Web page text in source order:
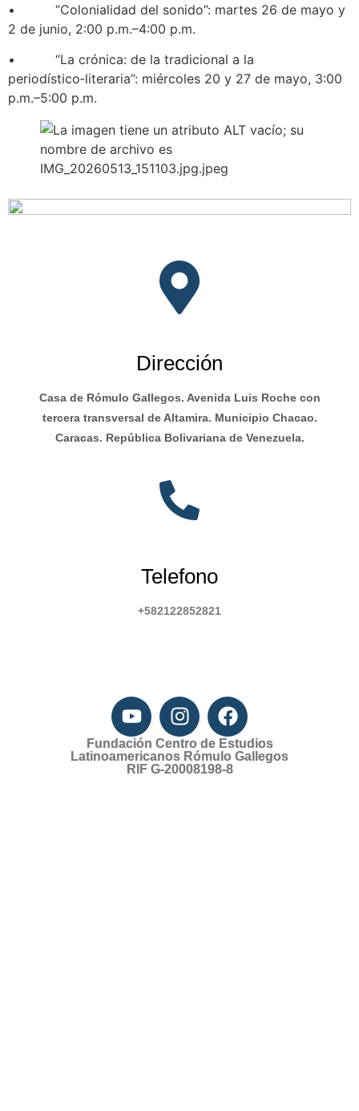
• “Colonialidad del sonido”: martes 26 de mayo y
2 de junio, 2:00 p.m.–4:00 p.m.
• “La crónica: de la tradicional a la
periodístico‑literaria”: miércoles 20 y 27 de mayo, 3:00
p.m.–5:00 p.m.
Dirección
Casa de Rómulo Gallegos. Avenida Luis Roche con
tercera transversal de Altamira. Municipio Chacao.
Caracas. República Bolivariana de Venezuela.
Telefono
+582122852821
Fundación Centro de Estudios
Latinoamericanos Rómulo Gallegos
RIF G-20008198-8